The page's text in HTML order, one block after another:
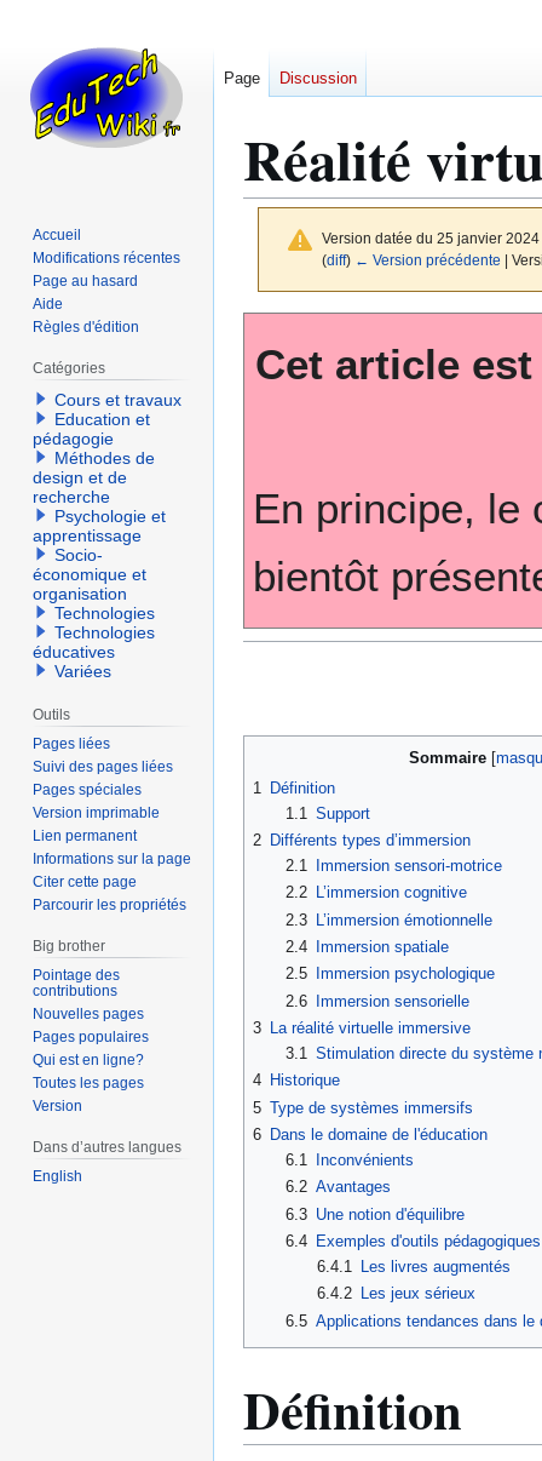
Réalité
Version datée du 25 janvier
(diff) ← Version précédente |
Cet article
En principe, le
bientôt
Sommaire
1
Définition
1.1 Support
2 Différents types d’immersion
2.1
Immersion sensori-motrice
2.2
L’immersion cognitive
2.3 L’immersion émotionnelle
2.4
Immersion spatiale
2.5
Immersion psychologique
2.6 Immersion sensorielle
3
La réalité virtuelle immersive
3.1
Stimulation directe du système
4 Historique
5 Type de systèmes immersifs
6 Dans le domaine de l'éducation
6.1
Inconvénients
6.2 Avantages
6.3 Une notion d'équilibre
6.4
Exemples d'outils pédagogiques
6.4.1
Les livres augmentés
6.4.2 Les jeux sérieux
6.5 Applications tendances dans le
Définition
Page Discussion
Accueil
Modifications récentes
Page au hasard
Aide
Règles d'édition
Catégories
Cours et travaux
Education et
pédagogie
Méthodes de
design et de
recherche
Psychologie et
apprentissage
Socio-
économique et
organisation
Technologies
Technologies
éducatives
Variées
Outils
Pages liées
Suivi des pages liées
Pages spéciales
Version imprimable
Lien permanent
Informations sur la page
Citer cette page
Parcourir les propriétés
Big brother
Pointage des
contributions
Nouvelles pages
Pages populaires
Qui est en ligne?
Toutes les pages
Version
Dans d’autres langues
English